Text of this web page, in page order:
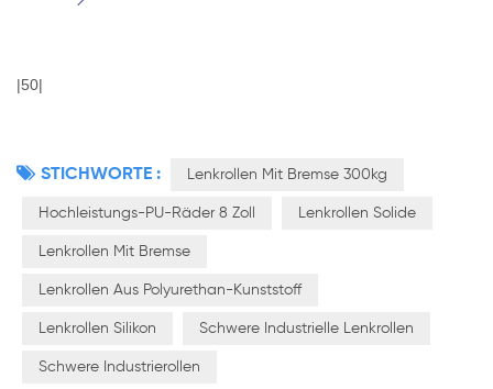
|50|
STICHWORTE : Lenkrollen Mit Bremse 300kg
Hochleistungs-PU-Räder 8 Zoll Lenkrollen Solide
Lenkrollen Mit Bremse
Lenkrollen Aus Polyurethan-Kunststoff
Lenkrollen Silikon Schwere Industrielle Lenkrollen
Schwere Industrierollen